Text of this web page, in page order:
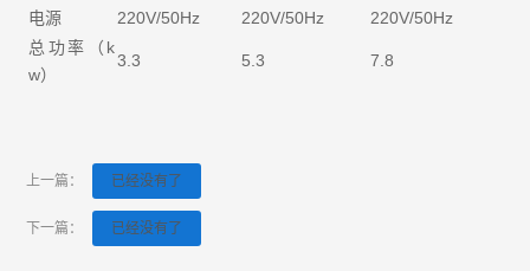
电源
220V/50Hz 220V/50Hz
220V/50Hz
总功率（k
w）
3.3 5.3 7.8
上一篇： 已经没有了
下一篇： 已经没有了